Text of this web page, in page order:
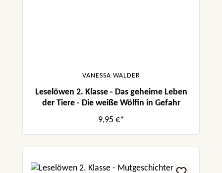
VANESSA WALDER
Leselöwen 2. Klasse - Das geheime Leben
der Tiere - Die weiße Wölfin in Gefahr
9,95 €*